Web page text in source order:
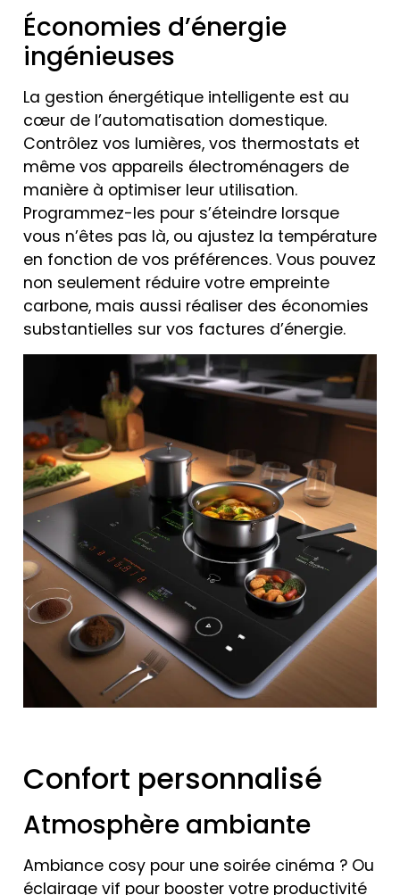
Économies d’énergie
ingénieuses
La gestion énergétique intelligente est au
cœur de l’automatisation domestique.
Contrôlez vos lumières, vos thermostats et
même vos appareils électroménagers de
manière à optimiser leur utilisation.
Programmez-les pour s’éteindre lorsque
vous n’êtes pas là, ou ajustez la température
en fonction de vos préférences. Vous pouvez
non seulement réduire votre empreinte
carbone, mais aussi réaliser des économies
substantielles sur vos factures d’énergie.
Confort personnalisé
Atmosphère ambiante
Ambiance cosy pour une soirée cinéma ? Ou
éclairage vif pour booster votre productivité